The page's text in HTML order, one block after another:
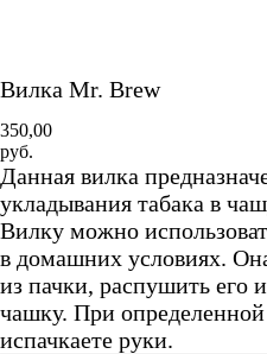
Вилка Mr. Brew
350,00
руб.
Данная вилка
укладывания табака в
Вилку можно
в домашних условиях.
из пачки, распушить его
чашку. При
испачкаете руки.